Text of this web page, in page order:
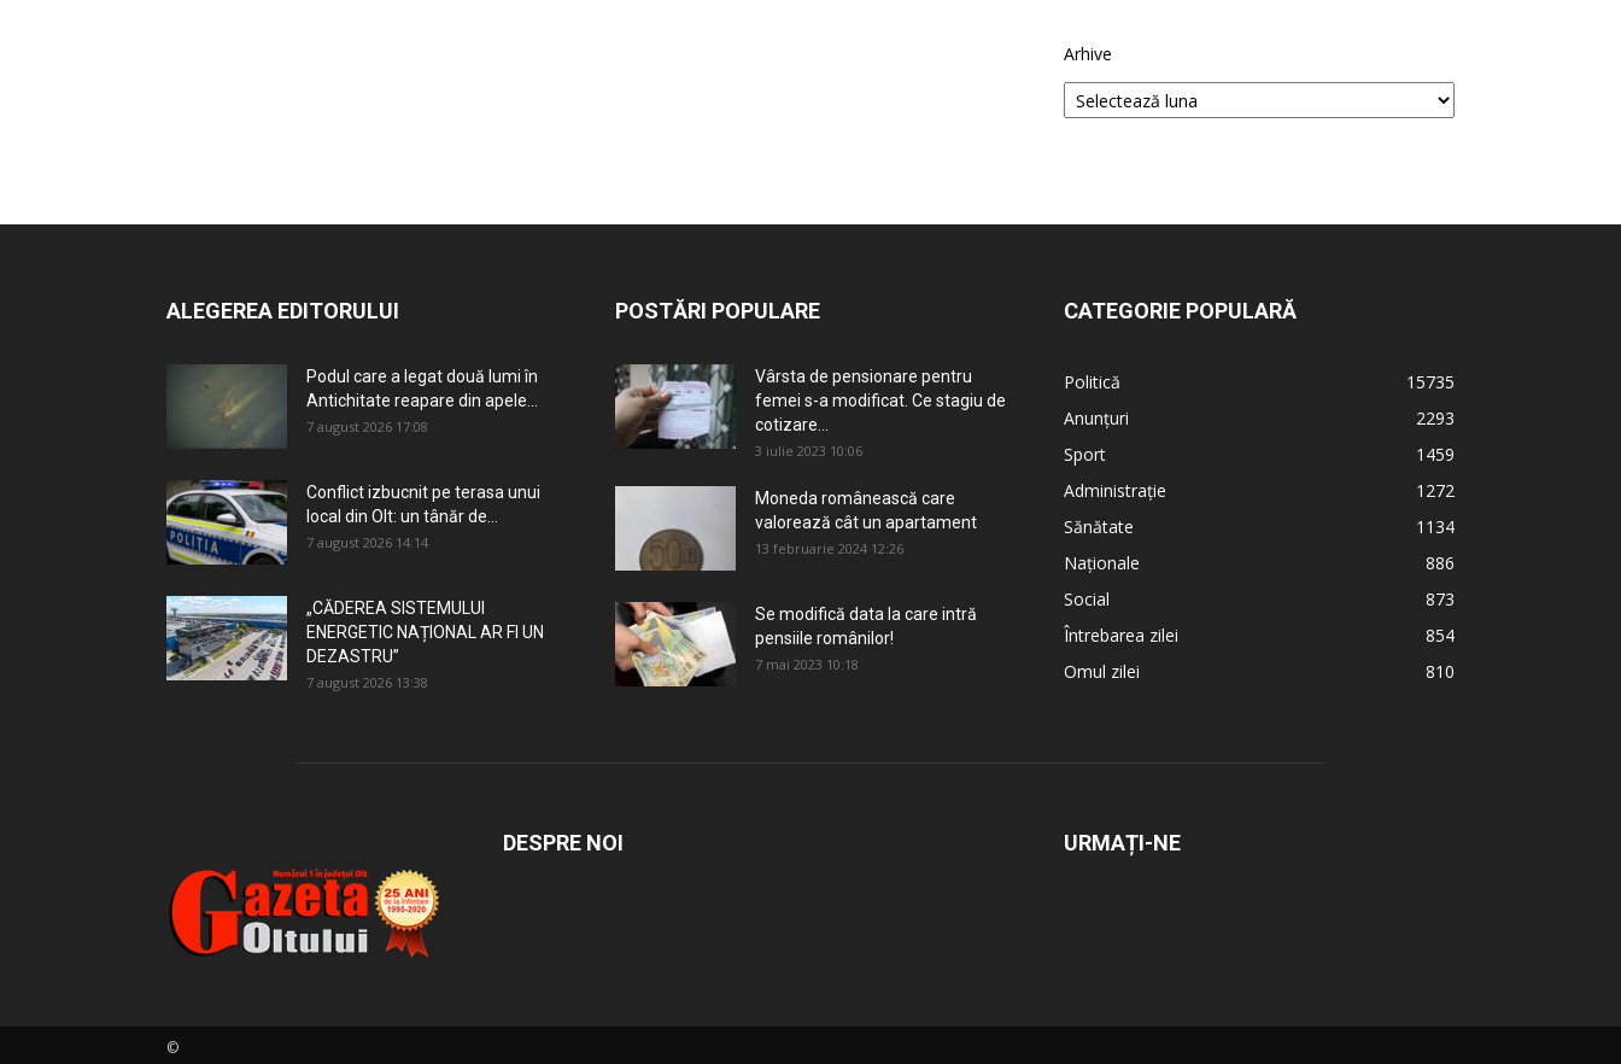
Arhive
ALEGEREA EDITORULUI
Podul care a legat două lumi în
Antichitate reapare din apele...
7 august 2026 17:08
Conflict izbucnit pe terasa unui
local din Olt: un tânăr de...
7 august 2026 14:14
„CĂDEREA SISTEMULUI
ENERGETIC NAȚIONAL AR FI UN
DEZASTRU”
7 august 2026 13:38
POSTĂRI POPULARE
Vârsta de pensionare pentru
femei s-a modificat. Ce stagiu de
cotizare...
3 iulie 2023 10:06
Moneda românească care
valorează cât un apartament
13 februarie 2024 12:26
Se modifică data la care intră
pensiile românilor!
7 mai 2023 10:18
CATEGORIE POPULARĂ
Politică
15735
Anunțuri
2293
Sport
1459
Administrație
1272
Sănătate
1134
Naționale
886
Social
873
Întrebarea zilei
854
Omul zilei
810
DESPRE NOI URMAȚI-NE
©